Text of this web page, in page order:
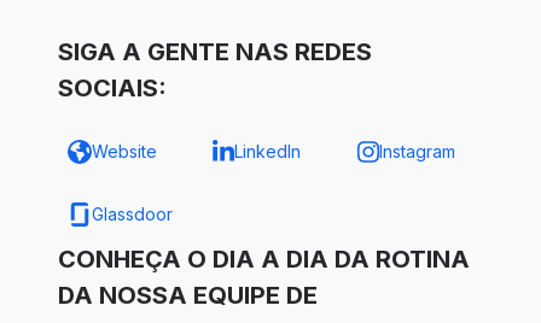
SIGA A GENTE NAS REDES
SOCIAIS:
Website LinkedIn Instagram
Glassdoor
CONHEÇA O DIA A DIA DA ROTINA
DA NOSSA EQUIPE DE